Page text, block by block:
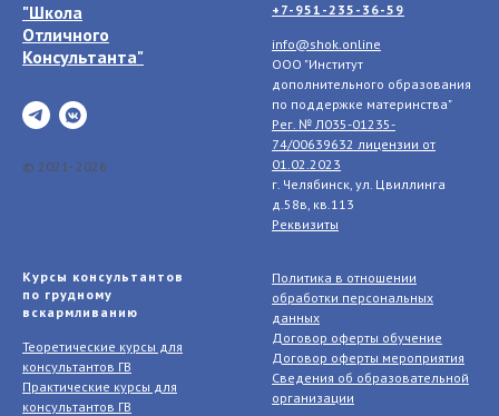
"Школа
Отличного
Консультанта"
© 2021- 2026
+7-951-235-36-59
info@shok.online
ООО "Институт
дополнительного образования
по поддержке материнства"
Рег. № Л035-01235-
74/00639632 лицензии от
01.02.2023
г. Челябинск, ул. Цвиллинга
д.58в, кв.113
Реквизиты
Курсы консультантов
по грудному
вскармливанию
Теоретические курсы для
консультантов ГВ
Практические курсы для
консультантов ГВ
Политика в отношении
обработки персональных
данных
Договор оферты обучение
Договор оферты мероприятия
Сведения об образовательной
организации